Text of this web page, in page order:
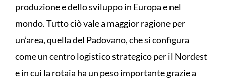
produzione e dello sviluppo in Europa e nel
mondo. Tutto ciò vale a maggior ragione per
un’area, quella del Padovano, che si configura
come un centro logistico strategico per il Nordest
e in cui la rotaia ha un peso importante grazie a